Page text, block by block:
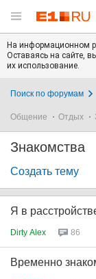
На информационном
Оставаясь на сайте,
их использование.
Поиск по форумам
Общение Отдых
Знакомства
Создать тему
Я в
Dirty Alex 86
Временно